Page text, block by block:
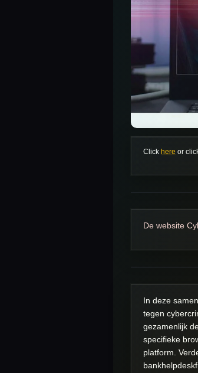
Click here or
De website
In deze
tegen
gezamenlijk
specifieke
platform.